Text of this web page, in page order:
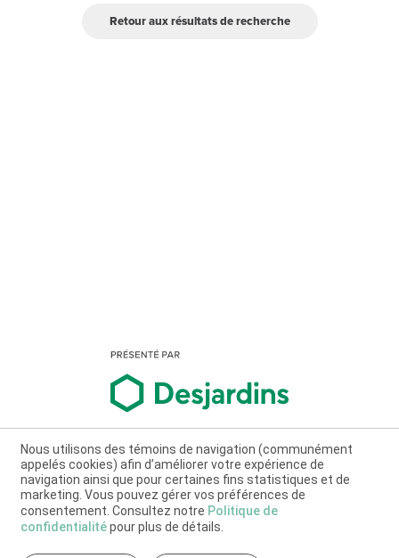
Retour aux résultats de recherche
Nous utilisons des témoins de navigation (communément
appelés cookies) afin d’améliorer votre expérience de
navigation ainsi que pour certaines fins statistiques et de
marketing. Vous pouvez gérer vos préférences de
consentement. Consultez notre Politique de
confidentialitépour plus de détails.